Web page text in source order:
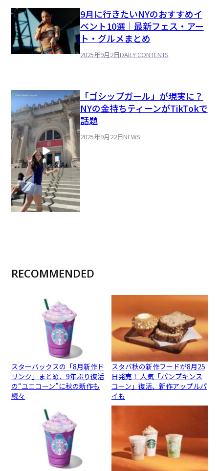
9月に行きたいNYのおすすめイ
ベント10選｜最新フェス・アー
ト・グルメまとめ
2025年9月2日DAILY CONTENTS
「ゴシップガール」が現実に？
NYの金持ちティーンがTikTokで
話題
2025年9月22日NEWS
RECOMMENDED
スターバックスの「8月新作ド
リンク」まとめ、9年ぶり復活
の“ユニコーン”に秋の新作も
続々
スタバ秋の新作フードが8月25
日発売！ 人気「パンプキンス
コーン」復活、新作アップルパ
イも